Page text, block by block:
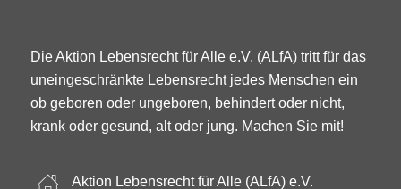
Die Aktion Lebensrecht für Alle e.V. (ALfA) tritt für das
uneingeschränkte Lebensrecht jedes Menschen ein
ob geboren oder ungeboren, behindert oder nicht,
krank oder gesund, alt oder jung. Machen Sie mit!
Aktion Lebensrecht für Alle (ALfA) e.V.